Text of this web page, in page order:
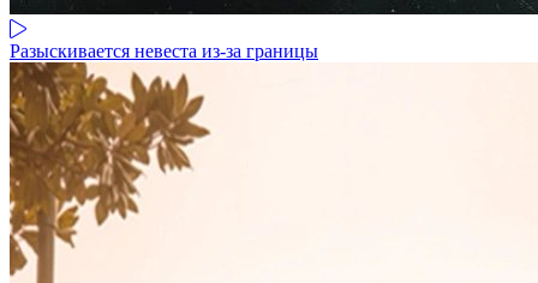
Разыскивается невеста из-за границы